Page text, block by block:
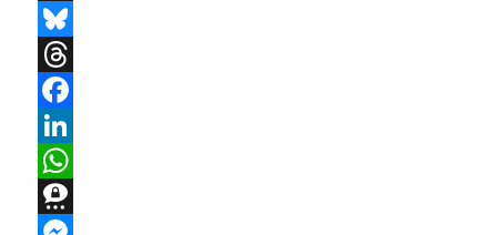
X
Bluesky
Threads
Facebook
LinkedIn
WhatsApp